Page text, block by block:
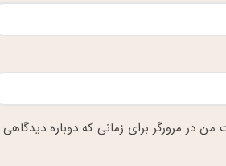
من در مرورگر برای زمانی که دوباره دیدگاهی